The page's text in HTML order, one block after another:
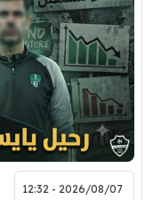
2026/08/07 - 12:32